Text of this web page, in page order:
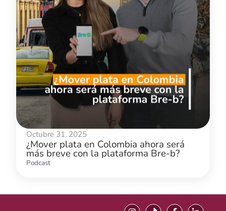
Octubre 31, 2025
¿Mover plata en Colombia ahora será
más breve con la plataforma Bre-b?
Podcast